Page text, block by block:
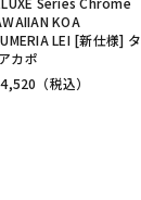
KOA
LEI [新仕様] タ
カポ
（税込）